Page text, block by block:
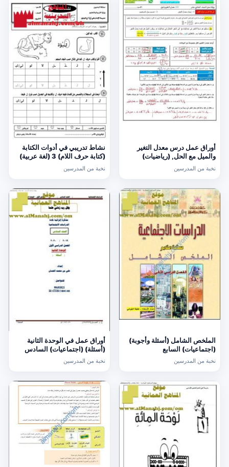
أوراق عمل درس معدل التغير
والميل مع الحل, (رياضيات)
الحادي عشر العام
نخبة من المدرسين
نشاط تدريبي في أدوات الكتابة
(كتابة حرف اللام) 3 (لغة عربية)
نخبة من المدرسين
الملخص الشامل (أسئلة وأجوبة)
(اجتماعيات) السابع
نخبة من المدرسين
أوراق عمل في الوحدة الثانية
(أسئلة) (اجتماعيات) السادس
نخبة من المدرسين